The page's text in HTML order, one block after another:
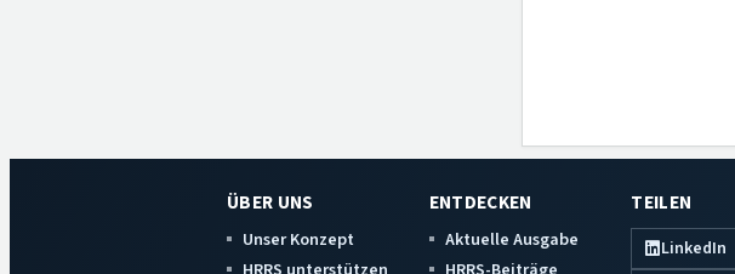
ÜBER UNS
Unser Konzept
ENTDECKEN
Aktuelle Ausgabe
TEILEN
LinkedIn